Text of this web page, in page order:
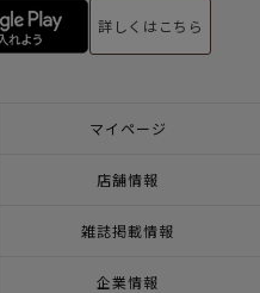
詳しくはこちら
マイページ
店舗情報
雑誌掲載情報
企業情報